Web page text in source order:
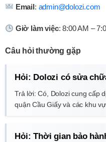
Email: admin@dolozi.com
Giờ làm việc: 8:00 AM –
Câu hỏi thường gặp
Hỏi: Dolozi có sửa
Trả lời: Có, Dolozi cung cấp
quận Cầu Giấy và các khu
Hỏi: Thời gian bảo